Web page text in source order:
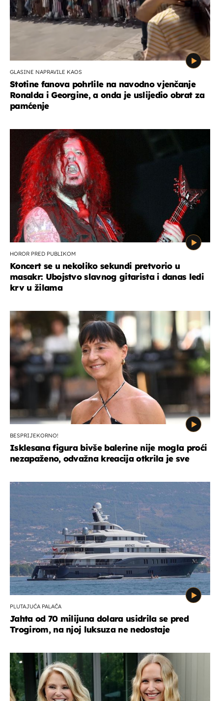
GLASINE NAPRAVILE KAOS
Stotine fanova pohrlile na navodno vjenčanje
Ronalda i Georgine, a onda je uslijedio obrat za
pamćenje
HOROR PRED PUBLIKOM
Koncert se u nekoliko sekundi pretvorio u
masakr: Ubojstvo slavnog gitarista i danas ledi
krv u žilama
BESPRIJEKORNO!
Isklesana figura bivše balerine nije mogla proći
nezapaženo, odvažna kreacija otkrila je sve
PLUTAJUĆA PALAČA
Jahta od 70 milijuna dolara usidrila se pred
Trogirom, na njoj luksuza ne nedostaje